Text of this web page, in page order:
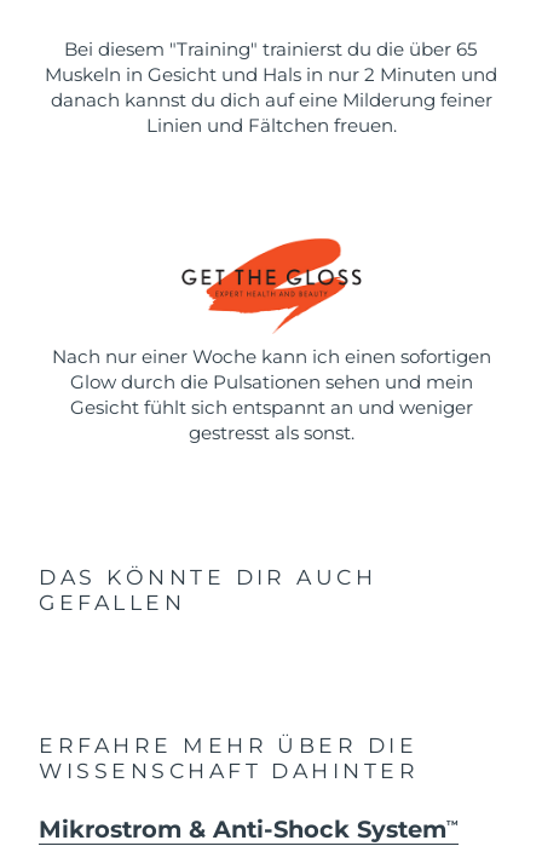
Bei diesem "Training" trainierst du die über 65
Muskeln in Gesicht und Hals in nur 2 Minuten und
danach kannst du dich auf eine Milderung feiner
Linien und Fältchen freuen.
Nach nur einer Woche kann ich einen sofortigen
Glow durch die Pulsationen sehen und mein
Gesicht fühlt sich entspannt an und weniger
gestresst als sonst.
DAS KÖNNTE DIR AUCH
GEFALLEN
ERFAHRE MEHR ÜBER DIE
WISSENSCHAFT DAHINTER
Mikrostrom & Anti-Shock SystemTM